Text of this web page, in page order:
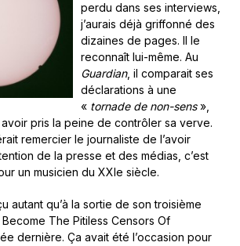
perdu dans ses interviews,
j’aurais déjà griffonné des
dizaines de pages. Il le
reconnaît lui-même. Au
Guardian, il comparait ses
déclarations à une
« tornade de non-sens»,
pris la peine de contrôler sa verve.
remercier le journaliste de l’avoir
de la presse et des médias, c’est
un musicien du XXIe siècle.
autant qu’à la sortie de son troisième
The Pitiless Censors Of
dernière. Ça avait été l’occasion pour